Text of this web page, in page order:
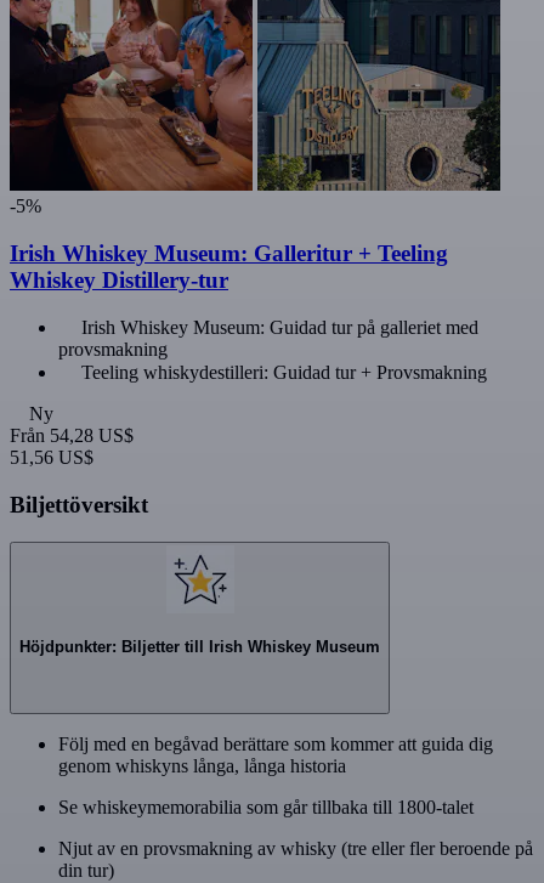
-5%
Irish Whiskey Museum: Galleritur + Teeling
Whiskey Distillery-tur
Irish Whiskey Museum: Guidad tur på galleriet med
provsmakning
Teeling whiskydestilleri: Guidad tur + Provsmakning
Ny
Från 54,28 US$
51,56 US$
Biljettöversikt
Höjdpunkter: Biljetter till Irish Whiskey Museum
Följ med en begåvad berättare som kommer att guida dig
genom whiskyns långa, långa historia
Se whiskeymemorabilia som går tillbaka till 1800-talet
Njut av en provsmakning av whisky (tre eller fler beroende på
din tur)